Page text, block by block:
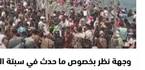
وجهة نظر بخصوص ما حدث في سبتة